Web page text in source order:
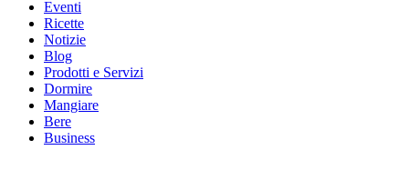
Eventi
Ricette
Notizie
Blog
Prodotti e Servizi
Dormire
Mangiare
Bere
Business